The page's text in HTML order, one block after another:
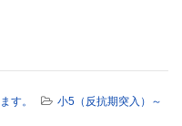
す。
小5（反抗期突入）～